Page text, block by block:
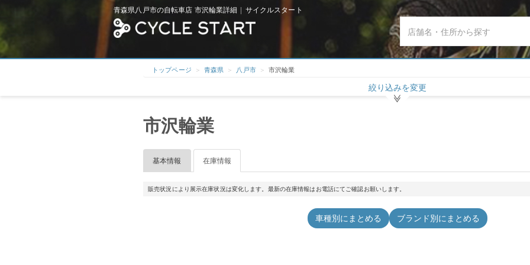
青森県八戸市の自転車店 市沢輪業詳細 | サイクルスタート
トップページ 青森県 八戸市 市沢輪業
絞り込みを変更
市沢輪業
基本情報 在庫情報
販売状況により展示在庫状況は変化します。最新の在庫情報はお電話にてご確認お願いします。
車種別にまとめる ブランド別にまとめる